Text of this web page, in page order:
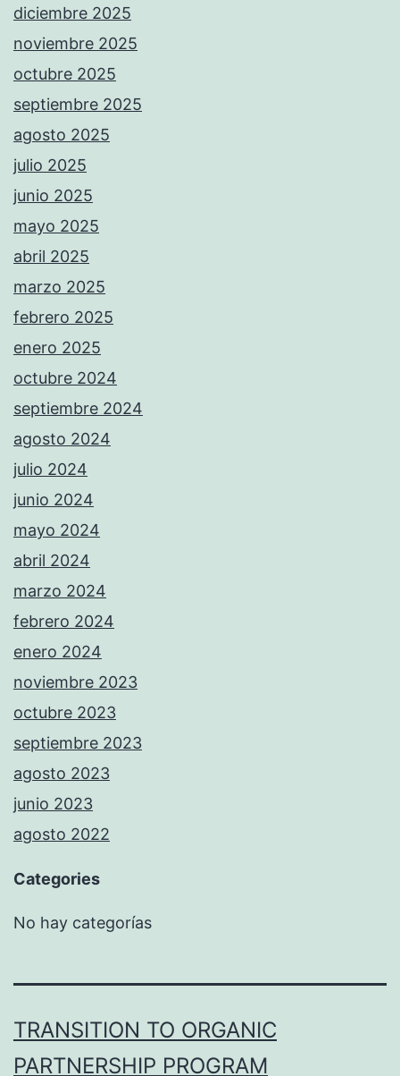
diciembre 2025
noviembre 2025
octubre 2025
septiembre 2025
agosto 2025
julio 2025
junio 2025
mayo 2025
abril 2025
marzo 2025
febrero 2025
enero 2025
octubre 2024
septiembre 2024
agosto 2024
julio 2024
junio 2024
mayo 2024
abril 2024
marzo 2024
febrero 2024
enero 2024
noviembre 2023
octubre 2023
septiembre 2023
agosto 2023
junio 2023
agosto 2022
Categories
No hay categorías
TRANSITION TO ORGANIC
PARTNERSHIP PROGRAM